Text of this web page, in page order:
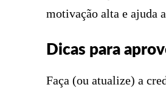
motivação alta e ajuda
Dicas para
Faça (ou atualize) a